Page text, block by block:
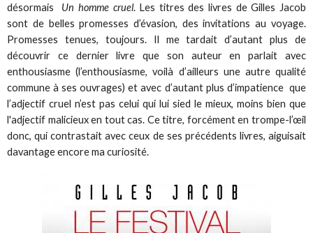
désormais Un homme cruel. Les titres des livres de Gilles Jacob
sont de belles promesses d’évasion, des invitations au voyage.
Promesses tenues, toujours. Il me tardait d’autant plus de
découvrir ce dernier livre que son auteur en parlait avec
enthousiasme (l’enthousiasme, voilà d’ailleurs une autre qualité
commune à ses ouvrages) et avec d’autant plus d’impatience que
l’adjectif cruel n’est pas celui qui lui sied le mieux, moins bien que
l'adjectif malicieux en tout cas. Ce titre, forcément en trompe-l’œil
donc, qui contrastait avec ceux de ses précédents livres, aiguisait
davantage encore ma curiosité.